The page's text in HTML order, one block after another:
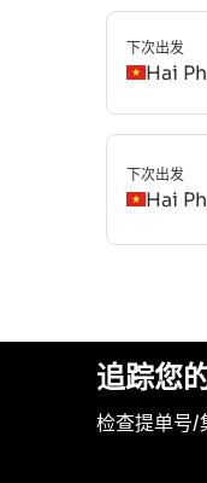
下次出发
Hai
下次出发
Hai
追踪您
检查提单号